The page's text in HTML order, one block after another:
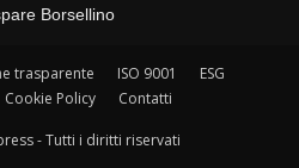
Borsellino
trasparente ISO 9001
ESG
Cookie Policy Contatti
- Tutti i diritti riservati